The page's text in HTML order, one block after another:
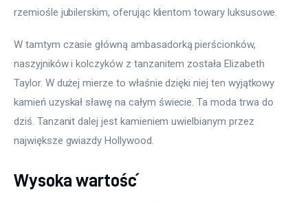
rzemiośle jubilerskim, oferując klientom towary luksusowe.
W tamtym czasie główną ambasadorką pierścionków,
naszyjników i kolczyków z tanzanitem została Elizabeth
Taylor. W dużej mierze to właśnie dzięki niej ten wyjątkowy
kamień uzyskał sławę na całym świecie. Ta moda trwa do
dziś. Tanzanit dalej jest kamieniem uwielbianym przez
największe gwiazdy Hollywood.
Wysoka wartość